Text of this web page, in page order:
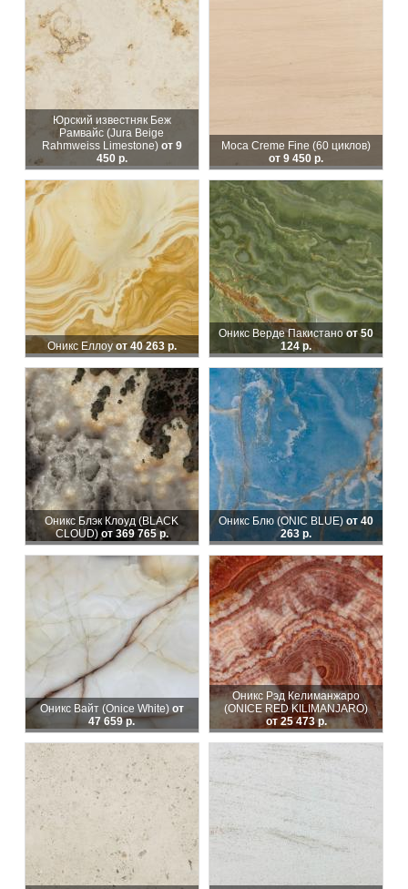
Юрский известняк Беж
Рамвайс (Jura Beige
Rahmweiss Limestone) от 9
450 р.
Moca Creme Fine (60 циклов)
от 9 450 р.
Оникс Еллоу от 40 263 р.
Оникс Верде Пакистаноот 50
124 р.
Оникс Блэк Клоуд (BLACK
CLOUD) от 369 765 р.
Оникс Блю (ONIC BLUE) от 40
263 р.
Оникс Вайт (Onice White) от
47 659 р.
Оникс Рэд Келиманжаро
(ONICE RED KILIMANJARO)
от 25 473 р.